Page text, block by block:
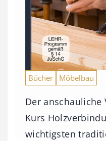
Bücher Möbelbau
Der anschauliche
Kurs
wichtigsten